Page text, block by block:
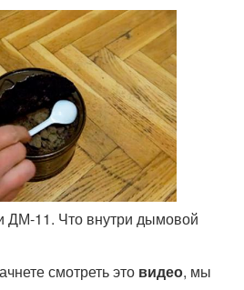
ДМ-11. Что внутри дымовой
смотреть это видео, мы